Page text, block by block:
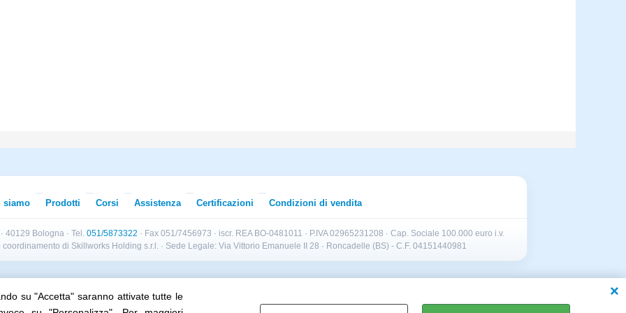
su "Accetta" saranno attivate tutte le
siamo Prodotti Corsi Assistenza Certificazioni Condizioni di vendita
40129 Bologna · Tel. 051/5873322 · Fax 051/7456973 · iscr. REA BO-0481011 · P.IVA 02965231208 · Cap. Sociale 100.000 euro i.v.
di Skillworks Holding s.r.l. · Sede Legale: Via Vittorio Emanuele II 28 · Roncadelle (BS) - C.F. 04151440981
Cookie policy Preferenze cookie